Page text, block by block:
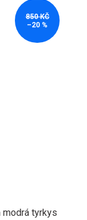
850 KČ
–20 %
tyrkys